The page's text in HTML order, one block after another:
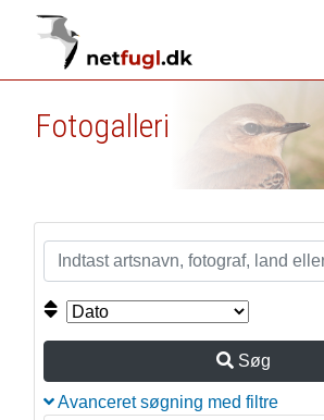
Fotogalleri
Søg
Avanceret søgning med filtre